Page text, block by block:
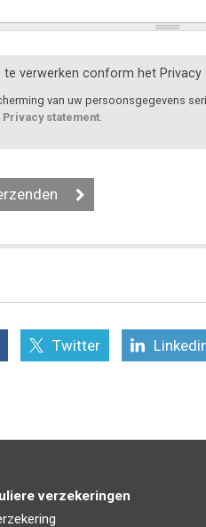
verwerken conform het
van uw persoonsgegevens
statement
Twitter
verzekeringen